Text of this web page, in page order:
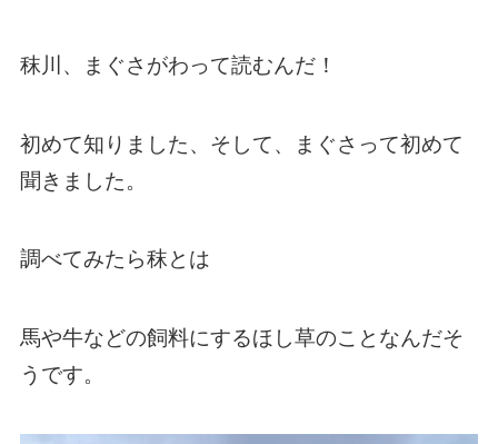
秣川、まぐさがわって読むんだ！
初めて知りました、そして、まぐさって初めて
聞きました。
調べてみたら秣とは
馬や牛などの飼料にするほし草のことなんだそ
うです。